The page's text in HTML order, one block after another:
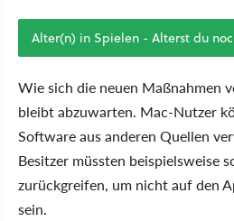
Alter(n) in Spielen - Alterst du
Wie sich die neuen Maßnahmen
bleibt abzuwarten. Mac-Nutzer
Software aus anderen Quellen
Besitzer müssten beispielsweise
zurückgreifen, um nicht auf den
sein.